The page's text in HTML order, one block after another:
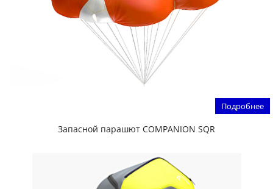
Подробнее
Запасной парашют COMPANION SQR